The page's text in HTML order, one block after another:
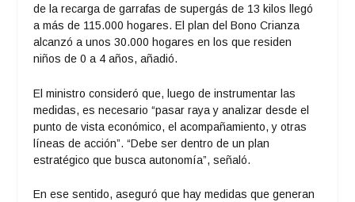
de la recarga de garrafas de supergás de 13 kilos llegó
a más de 115.000 hogares. El plan del Bono Crianza
alcanzó a unos 30.000 hogares en los que residen
niños de 0 a 4 años, añadió.
El ministro consideró que, luego de instrumentar las
medidas, es necesario “pasar raya y analizar desde el
punto de vista económico, el acompañamiento, y otras
líneas de acción”. “Debe ser dentro de un plan
estratégico que busca autonomía”, señaló.
En ese sentido, aseguró que hay medidas que generan